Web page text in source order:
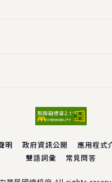
明 政府資訊公開 應用程式
雙語詞彙
常見問答